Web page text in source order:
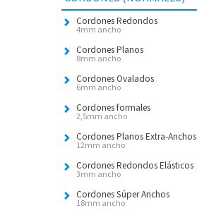
Cordones Redondos
4mm ancho
Cordones Planos
8mm ancho
Cordones Ovalados
6mm ancho
Cordones formales
2,5mm ancho
Cordones Planos Extra-Anchos
12mm ancho
Cordones Redondos Elásticos
3mm ancho
Cordones Súper Anchos
18mm ancho